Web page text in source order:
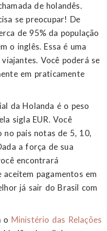
de holandês.
se preocupar! De
de 95% da população
o inglês. Essa é uma
Você poderá se
em praticamente
da Holanda é o peso
sigla EUR. Você
no país notas de 5, 10,
a força de sua
encontrará
aceitem pagamentos em
já sair do Brasil com
o Ministério das Relações